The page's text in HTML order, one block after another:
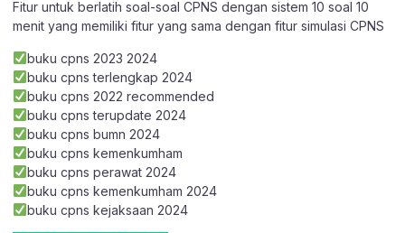
Fitur untuk berlatih soal-soal CPNS dengan sistem 10 soal 10
menit yang memiliki fitur yang sama dengan fitur simulasi CPNS
buku cpns 2023 2024
buku cpns terlengkap 2024
buku cpns 2022 recommended
buku cpns terupdate 2024
buku cpns bumn 2024
buku cpns kemenkumham
buku cpns perawat 2024
buku cpns kemenkumham 2024
buku cpns kejaksaan 2024